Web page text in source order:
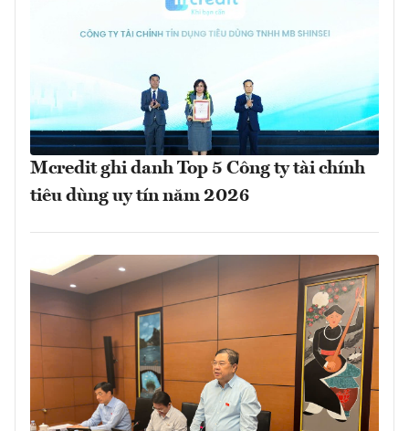
Mcredit ghi danh Top 5 Công ty tài chính
tiêu dùng uy tín năm 2026